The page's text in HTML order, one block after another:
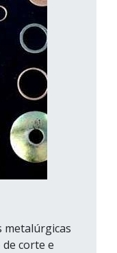
metalúrgicas
corte e